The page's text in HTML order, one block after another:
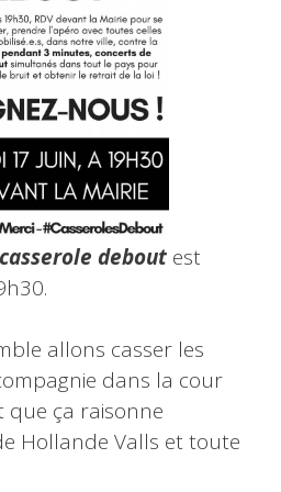
casserole debout est
allons casser les
dans la cour
que ça raisonne
Hollande Valls et toute